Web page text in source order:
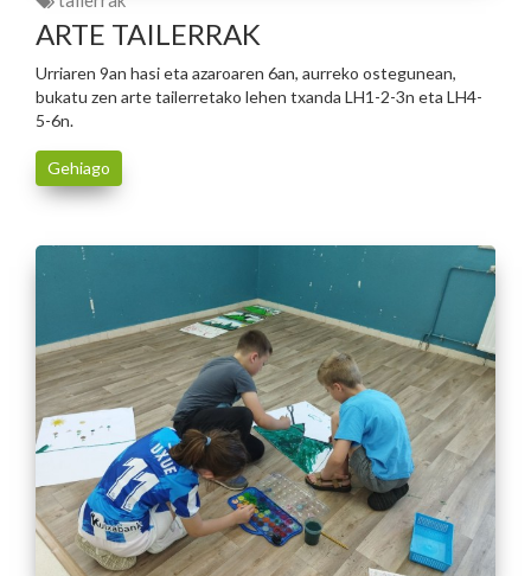
ARTE TAILERRAK
Urriaren 9an hasi eta azaroaren 6an, aurreko ostegunean,
bukatu zen arte tailerretako lehen txanda LH1-2-3n eta LH4-
5-6n.
Gehiago